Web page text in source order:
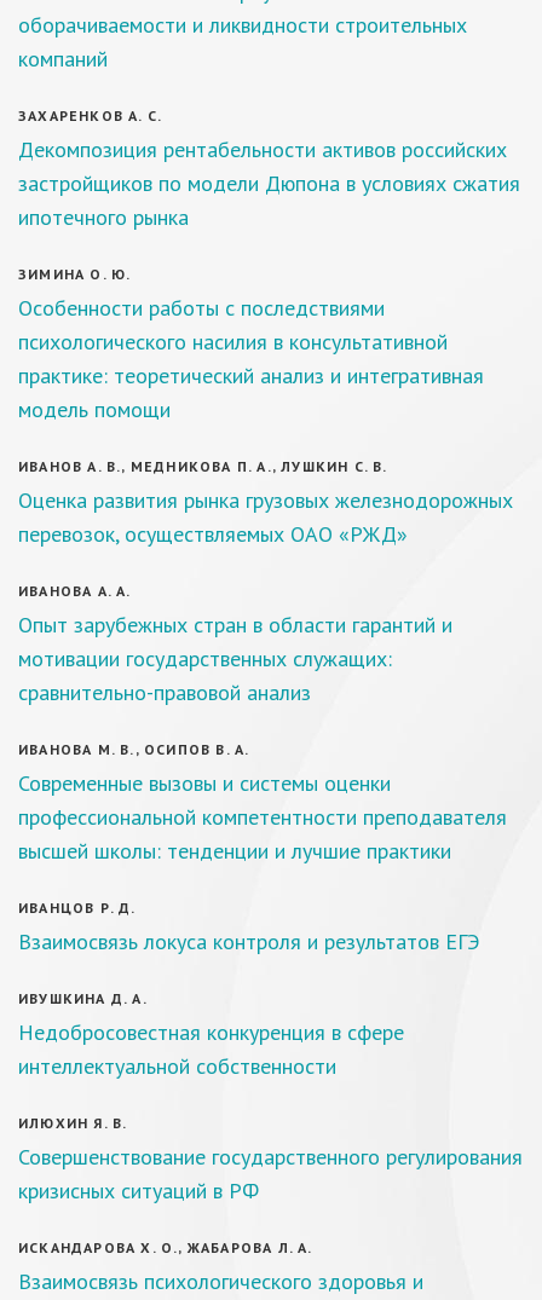
оборачиваемости и ликвидности строительных
компаний
ЗАХАРЕНКОВ А. С.
Декомпозиция рентабельности активов российских
застройщиков по модели Дюпона в условиях сжатия
ипотечного рынка
ЗИМИНА О. Ю.
Особенности работы с последствиями
психологического насилия в консультативной
практике: теоретический анализ и интегративная
модель помощи
ИВАНОВ А. В., МЕДНИКОВА П. А., ЛУШКИН С. В.
Оценка развития рынка грузовых железнодорожных
перевозок, осуществляемых ОАО «РЖД»
ИВАНОВА А. А.
Опыт зарубежных стран в области гарантий и
мотивации государственных служащих:
сравнительно-правовой анализ
ИВАНОВА М. В., ОСИПОВ В. А.
Современные вызовы и системы оценки
профессиональной компетентности преподавателя
высшей школы: тенденции и лучшие практики
ИВАНЦОВ Р. Д.
Взаимосвязь локуса контроля и результатов ЕГЭ
ИВУШКИНА Д. А.
Недобросовестная конкуренция в сфере
интеллектуальной собственности
ИЛЮХИН Я. В.
Совершенствование государственного регулирования
кризисных ситуаций в РФ
ИСКАНДАРОВА Х. О., ЖАБАРОВА Л. А.
Взаимосвязь психологического здоровья и